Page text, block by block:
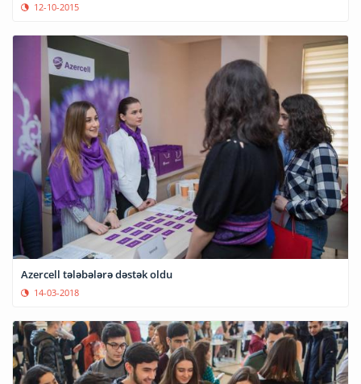
12-10-2015
Azercell tələbələrə dəstək oldu
14-03-2018